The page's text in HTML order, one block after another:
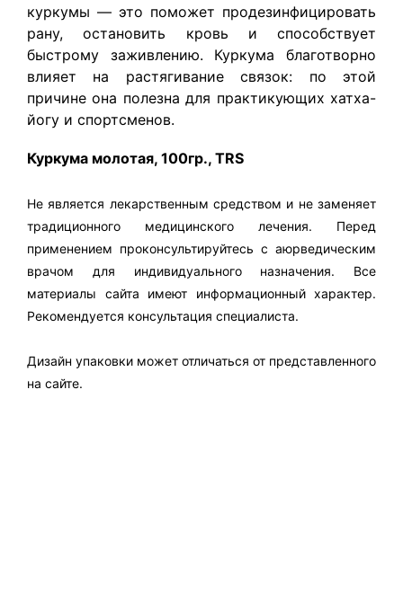
куркумы — это поможет продезинфицировать
рану, остановить кровь и способствует
быстрому заживлению. Куркума благотворно
влияет на растягивание связок: по этой
причине она полезна для практикующих хатха-
йогу и спортсменов.
Куркума молотая, 100гр., TRS
Не является лекарственным средством и не заменяет
традиционного медицинского лечения. Перед
применением проконсультируйтесь с аюрведическим
врачом для индивидуального назначения. Все
материалы сайта имеют информационный характер.
Рекомендуется консультация специалиста.
Дизайн упаковки может отличаться от представленного
на сайте.